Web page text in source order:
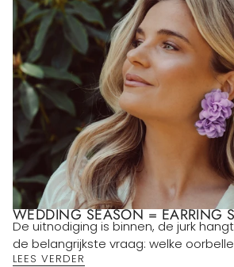
WEDDING SEASON = EARRING
De uitnodiging is binnen, de jurk
de belangrijkste vraag: welke
LEES VERDER